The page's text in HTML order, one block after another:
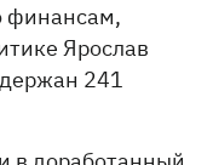
финансам,
Ярослав
241